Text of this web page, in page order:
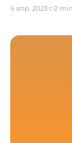
по второму
быть
эффективно
6 апр. 2023 г.2